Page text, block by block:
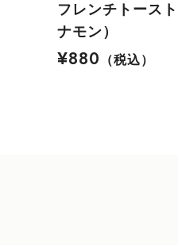
フレンチトース
ナモン）
¥880
（税込）